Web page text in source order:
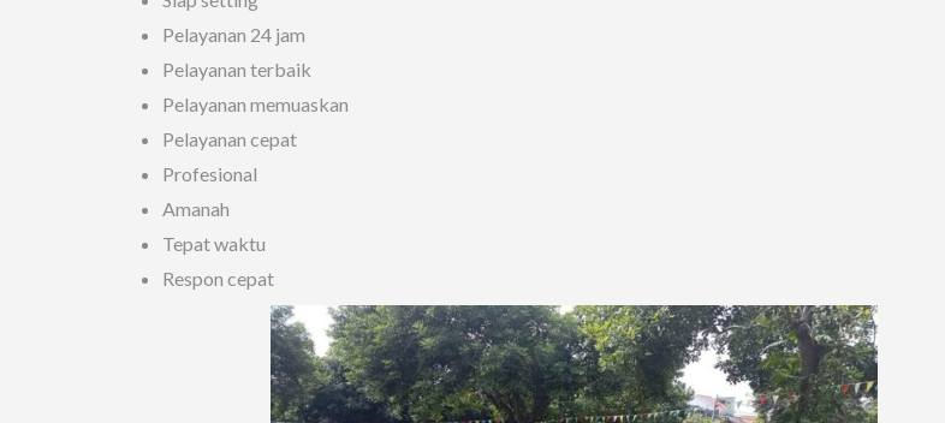
Pelayanan 24 jam
Pelayanan terbaik
Pelayanan memuaskan
Pelayanan cepat
Profesional
Amanah
Tepat waktu
Respon cepat